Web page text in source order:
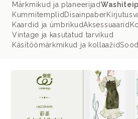
Märkmikud ja planeerijad
Kummitemplid Disainpaber
Kaardid ja ümbrikudAksessuaarid
Vintage ja kasutatud tarvikud
Käsitöömärkmikud ja kollaažid